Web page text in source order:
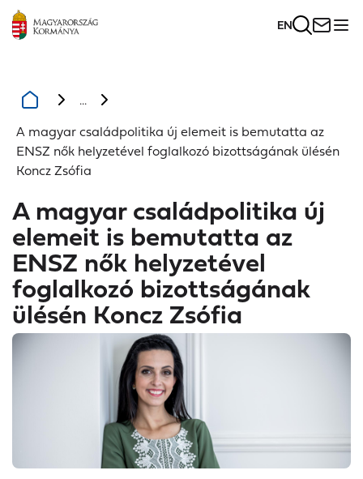
EN
...
A magyar családpolitika új elemeit is bemutatta az
ENSZ nők helyzetével foglalkozó bizottságának ülésén
Koncz Zsófia
A magyar családpolitika új
elemeit is bemutatta az
ENSZ nők helyzetével
foglalkozó bizottságának
ülésén Koncz Zsófia